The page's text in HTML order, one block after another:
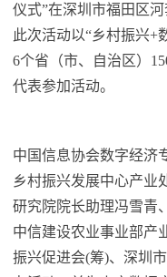
仪式”在深圳市福田区
此次活动以“乡村振兴+
6个省（市、自治区）
代表参加活动。
中国信息协会数字经济
乡村振兴发展中心产业
研究院院长助理冯雪青
中信建设农业事业部产
振兴促进会(筹)、深圳